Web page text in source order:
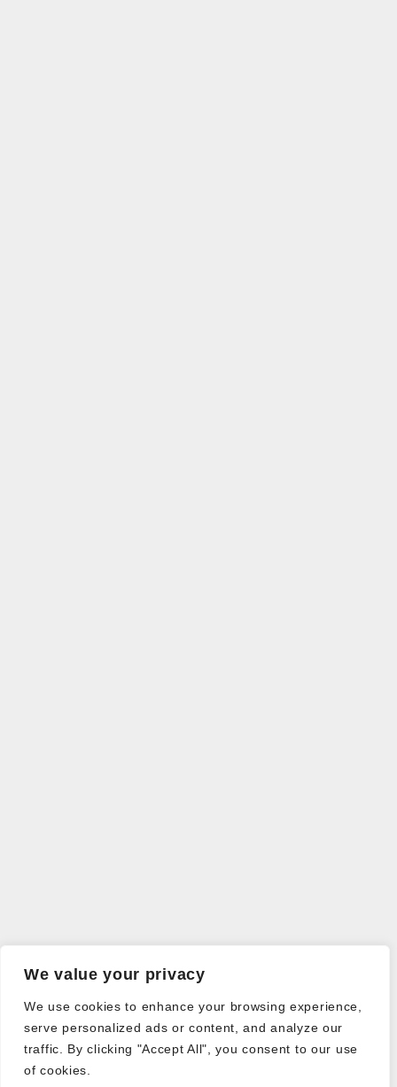
We value your privacy
We use cookies to enhance your browsing experience,
serve personalized ads or content, and analyze our
traffic. By clicking "Accept All", you consent to our use
of cookies.